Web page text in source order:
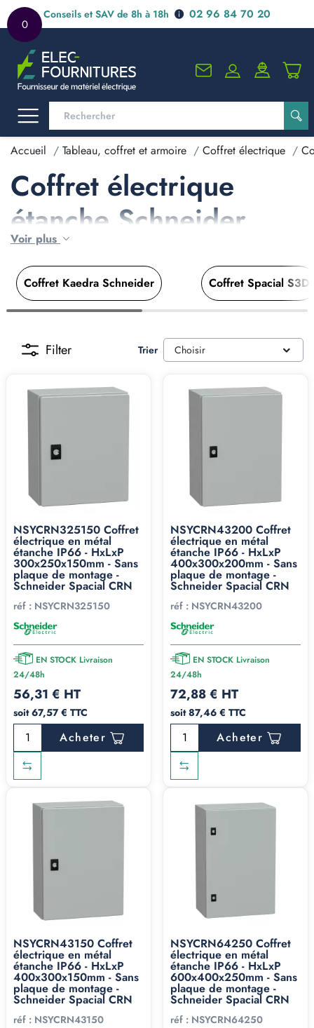
0
Conseils et SAV de 8h à 18h 02 96 84 70 20
Accueil Tableau, coffret et armoire Coffret électrique
Coffret électrique
étanche Schneider
Voir plus
Coffret Kaedra Schneider Coffret Spacial S3D
Filter Trier Choisir
NSYCRN325150 Coffret
électrique en métal
étanche IP66 - HxLxP
300x250x150mm - Sans
plaque de montage -
Schneider Spacial CRN
réf : NSYCRN325150
EN STOCK Livraison
24/48h
56,31 € HT
soit 67,57 € TTC
Acheter
NSYCRN43200 Coffret
électrique en métal
étanche IP66 - HxLxP
400x300x200mm - Sans
plaque de montage -
Schneider Spacial CRN
réf : NSYCRN43200
EN STOCK Livraison
24/48h
72,88 € HT
soit 87,46 € TTC
Acheter
NSYCRN43150 Coffret
électrique en métal
étanche IP66 - HxLxP
400x300x150mm - Sans
plaque de montage -
Schneider Spacial CRN
réf : NSYCRN43150
NSYCRN64250 Coffret
électrique en métal
étanche IP66 - HxLxP
600x400x250mm - Sans
plaque de montage -
Schneider Spacial CRN
réf : NSYCRN64250